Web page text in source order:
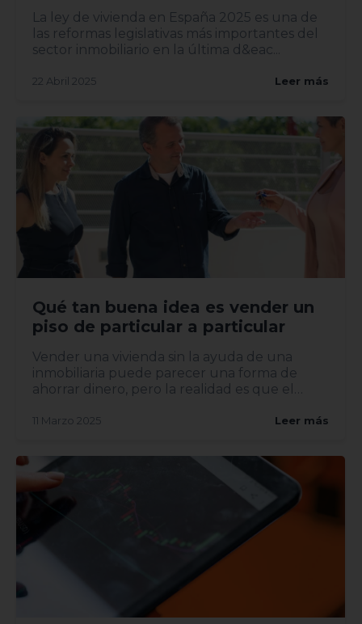
La ley de vivienda en España 2025 es una de
las reformas legislativas más importantes del
sector inmobiliario en la última d&eac...
22 Abril 2025 Leer más
Qué tan buena idea es vender un
piso de particular a particular
Vender una vivienda sin la ayuda de una
inmobiliaria puede parecer una forma de
ahorrar dinero, pero la realidad es que el
11 Marzo 2025 Leer más